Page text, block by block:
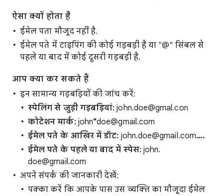
ऐसा क्यों होता है
ईमेल पता मौजूद नहीं है.
ईमेल पते में टाइपिंग की कोई गड़बड़ी है या "@" सिंबल से
पहले या बाद में कोई दूसरी गड़बड़ी है.
आप क्या कर सकते हैं
इन सामान्य गड़बड़ियों की जांच करें:
स्पेलिंग से जुड़ी गड़बड़ियां: john.doe@gmal.con
कोटेशन मार्क:john"doe@gmail.com
ईमेल पते के आखिर में डॉट: john.doe@gmail.com….
ईमेल पते के पहले या बाद में स्पेस:john.
doe@gmail.com
अपने संपर्क की जानकारी देखें:
पक्का करें कि आपके पास उस व्यक्ति का मौजूदा ईमेल